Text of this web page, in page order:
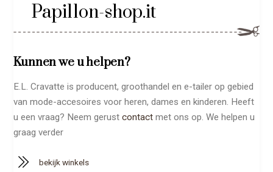
Papillon-shop.it
Kunnen we u helpen?
E.L. Cravatte is producent, groothandel en e-tailer op gebied
van mode-accesoires voor heren, dames en kinderen. Heeft
u een vraag? Neem gerustcontact met ons op. We helpen u
graag verder
bekijk winkels